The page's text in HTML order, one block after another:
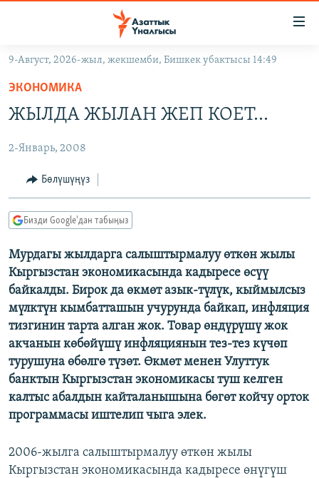
Навигацияга
өтүңүз
Издөөгө
салыңыз
САЯСАТ
ЭКОНОМИКА
ДҮЙНӨ
БОРБОР АЗИЯ
УКРАИНА
АТАЙЫН ИЛИКТӨӨ
БҮГҮН АЗАТТЫКТА
ЭКСПЕРТТЕР ТАЛДАЙТ
БИЗ ЖАНА ДҮЙНӨ
ДАНИСТЕ
ЭЖЕ-СИҢДИЛЕР
АЗАТТЫК+
ЫҢГАЙСЫЗ СУРООЛОР
ПОДКАСТ
ӨЗГӨЧӨ ПИКИР
Русский
ОНЛАЙН ШЕРИНЕ
9-Август, 2026-жыл, жекшемби, Бишкек убактысы 14:49
ЭКОНОМИКА
ЖЫЛДА ЖЫЛАН ЖЕП КОЕТ…
2-Январь, 2008
Бөлүшүңүз
Бизди Google'дан табыңыз
Мурдагы жылдарга салыштырмалуу өткөн жылы
Кыргызстан экономикасында кадыресе өсүү
байкалды. Бирок да өкмөт азык-түлүк, кыймылсыз
мүлктүн кымбатташын учурунда байкап, инфляция
тизгинин тарта алган жок. Товар өндүрүшү жок
акчанын көбөйүшү инфляциянын тез-тез күчөп
турушуна өбөлгө түзөт. Өкмөт менен Улуттук
банктын Кыргызстан экономикасы туш келген
калтыс абалдын кайталанышына бөгөт койчу орток
программасы иштелип чыга элек.
2006-жылга салыштырмалуу өткөн жылы
Кыргызстан экономикасында кадыресе өнүгүш